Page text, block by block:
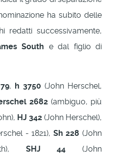
ha subito delle
redatti successivamente,
South e dal figlio di
, h 3750 (John Herschel,
2682 (ambiguo, più
HJ 342 (John Herschel),
- 1821), Sh 228 (John
SHJ 44 (John